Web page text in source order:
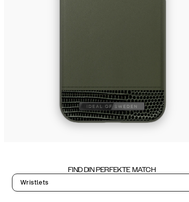
FIND DIN PERFEKTE MATCH
Wristlets